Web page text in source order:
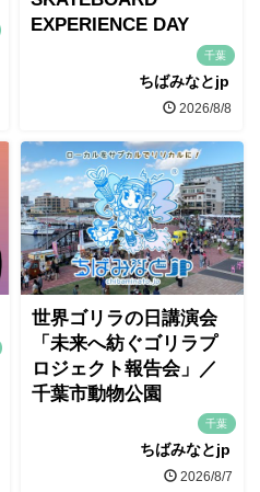
EXPERIENCE DAY
千葉
ちばみなとjp
2026/8/8
世界ゴリラの日講演会
「未来へ紡ぐゴリラプ
ロジェクト報告会」／
千葉市動物公園
千葉
ちばみなとjp
2026/8/7